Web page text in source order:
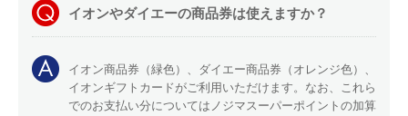
イオンやダイエーの商品券は使えますか？
イオン商品券（緑色）、ダイエー商品券（オレンジ色）、
イオンギフトカードがご利用いただけます。なお、これら
でのお支払い分についてはノジマスーパーポイントの加算